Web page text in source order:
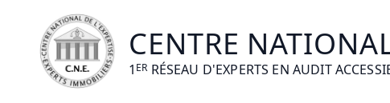
CENTRE
1 ER RÉSEAU D'EXPERTS EN AUDIT